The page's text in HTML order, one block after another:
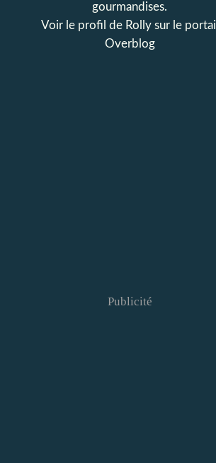
gourmandises.
Voir le profil de Rollysur le portail
Overblog
Publicité